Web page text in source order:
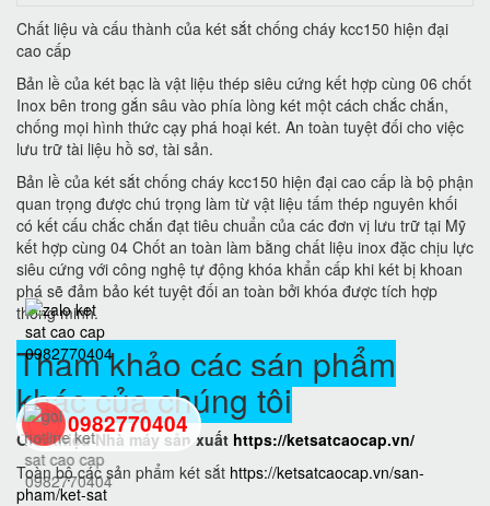
Chất liệu và cấu thành của két sắt chống cháy kcc150 hiện đại
cao cấp
Bản lề của két bạc là vật liệu thép siêu cứng kết hợp cùng 06 chốt
Inox bên trong gắn sâu vào phía lòng két một cách chắc chắn,
chống mọi hình thức cạy phá hoại két. An toàn tuyệt đối cho việc
lưu trữ tài liệu hồ sơ, tài sản.
Bản lề của két sắt chống cháy kcc150 hiện đại cao cấp là bộ phận
quan trọng được chú trọng làm từ vật liệu tấm thép nguyên khối
có kết cấu chắc chắn đạt tiêu chuẩn của các đơn vị lưu trữ tại Mỹ
kết hợp cùng 04 Chốt an toàn làm bằng chất liệu inox đặc chịu lực
siêu cứng với công nghệ tự động khóa khẩn cấp khi két bị khoan
phá sẽ đảm bảo két tuyệt đối an toàn bởi khóa được tích hợp
thông minh.
Tham khảo các sán phẩm
khác của chúng tôi
Giới thiệu Nhà máy sản xuất https://ketsatcaocap.vn/
Toàn bộ các sản phẩm két sắt https://ketsatcaocap.vn/san-
pham/ket-sat
0982770404